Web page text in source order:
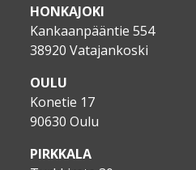
HONKAJOKI
Kankaanpääntie 554
38920 Vatajankoski
OULU
Konetie 17
90630 Oulu
PIRKKALA